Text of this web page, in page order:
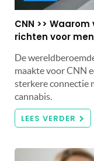
CNN >>
richten voor
De
maakte voor CNN
sterkere connectie
cannabis.
LEES VERDER